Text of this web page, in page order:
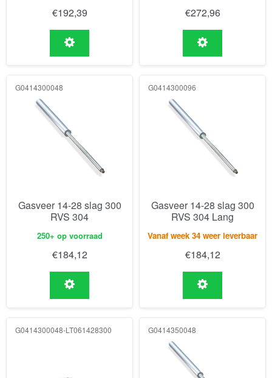
€192,39 €272,96
G0414300048
Gasveer 14-28 slag 300
RVS 304
250+ op voorraad
€184,12
G0414300096
Gasveer 14-28 slag 300
RVS 304 Lang
Vanaf week 34 weer leverbaar
€184,12
G0414300048-LT061428300 G0414350048